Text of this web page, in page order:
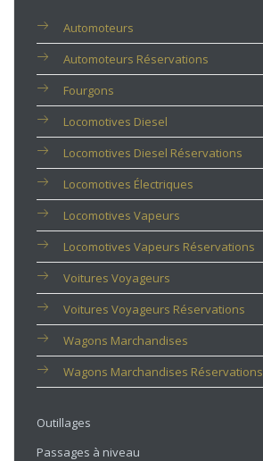
Automoteurs
Automoteurs Réservations
Fourgons
Locomotives Diesel
Locomotives Diesel Réservations
Locomotives Électriques
Locomotives Vapeurs
Locomotives Vapeurs Réservations
Voitures Voyageurs
Voitures Voyageurs Réservations
Wagons Marchandises
Wagons Marchandises Réservations
Outillages
Passages à niveau